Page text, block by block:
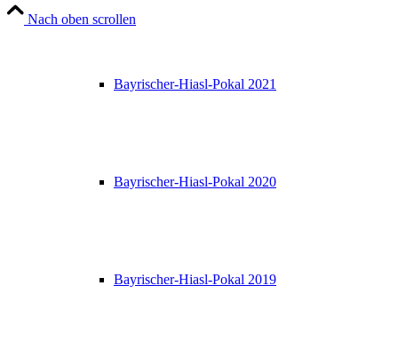
Bayrischer-Hiasl-Pokal 2021
Bayrischer-Hiasl-Pokal 2020
Bayrischer-Hiasl-Pokal 2019
Nach oben scrollen